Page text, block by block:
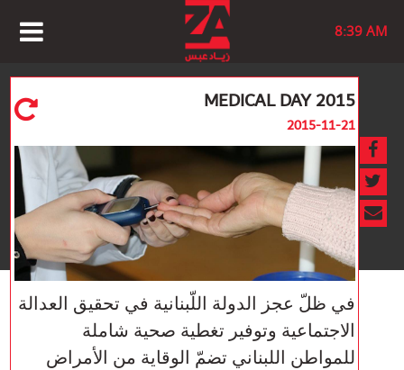
8:39 AM
MEDICAL DAY 2015
2015-11-21
في ظلّ عجز الدولة اللّبنانية في تحقيق العدالة
الاجتماعية وتوفير تغطية صحية شاملة
للمواطن اللبناني تضمّ الوقاية من الأمراض